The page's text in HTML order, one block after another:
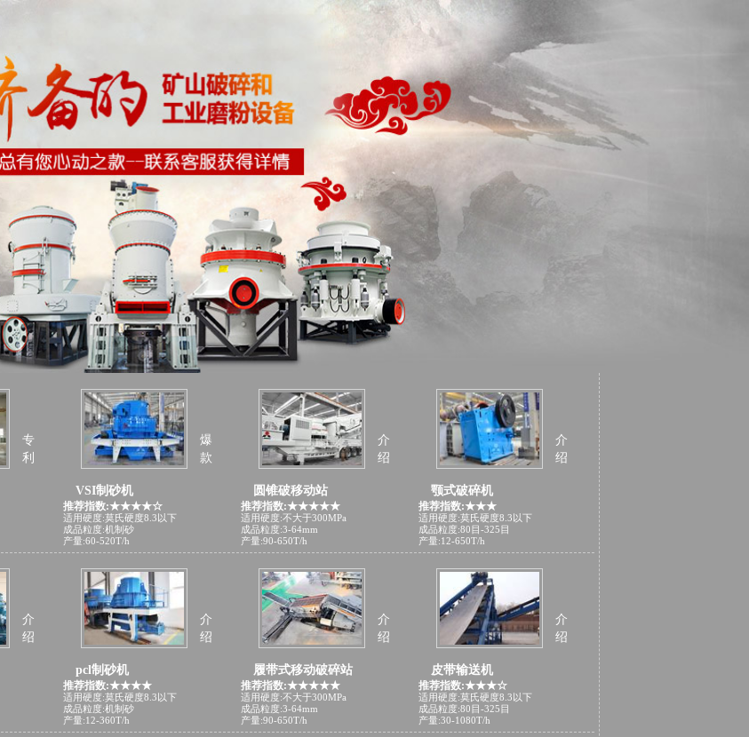
专
利
VSI制砂机
推荐指数:★★★★☆
适用硬度:莫氏硬度8.3以下
成品粒度:机制砂
产量:60-520T/h
爆
款
圆锥破移动站
推荐指数:★★★★★
适用硬度:不大于300MPa
成品粒度:3-64mm
产量:90-650T/h
介
绍
颚式破碎机
推荐指数:★★★
适用硬度:莫氏硬度8.3以下
成品粒度:80目-325目
产量:12-650T/h
介
绍
介
绍
pcl制砂机
推荐指数:★★★★
适用硬度:莫氏硬度8.3以下
成品粒度:机制砂
产量:12-360T/h
介
绍
履带式移动破碎站
推荐指数:★★★★★
适用硬度:不大于300MPa
成品粒度:3-64mm
产量:90-650T/h
介
绍
皮带输送机
推荐指数:★★★☆
适用硬度:莫氏硬度8.3以下
成品粒度:80目-325目
产量:30-1080T/h
介
绍